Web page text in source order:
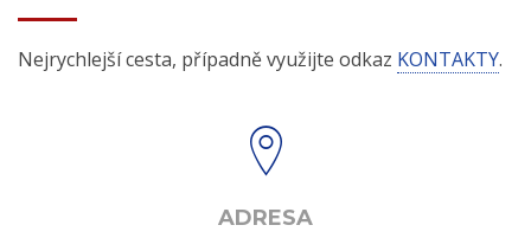
Nejrychlejší cesta, případně využijte odkaz KONTAKTY.
ADRESA